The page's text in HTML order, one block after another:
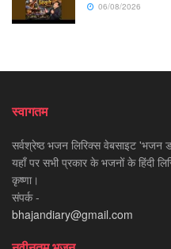
06/08/2026
स्वागतम
सर्वश्रेष्ठ भजन लिरिक्स वेबसाइट 'भजन
यहाँ पर सभी प्रकार के भजनों के हिंदी
कृष्णा।
संपर्क -
bhajandiary@gmail.com